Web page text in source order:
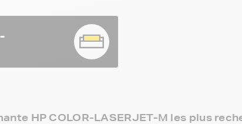
HP COLOR-LASERJET-M les plus